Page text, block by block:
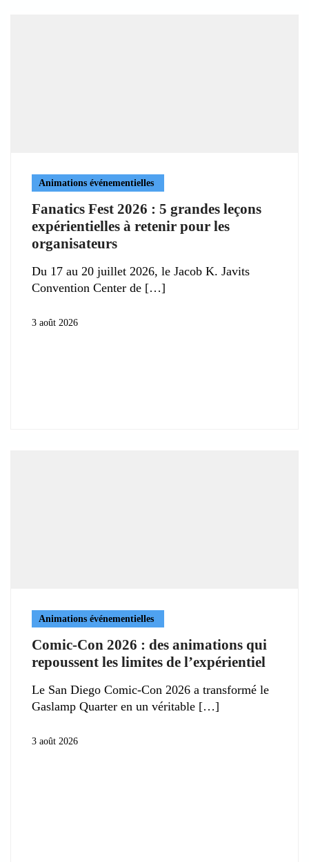
Animations événementielles
Fanatics Fest 2026 : 5 grandes leçons
expérientielles à retenir pour les
organisateurs
Du 17 au 20 juillet 2026, le Jacob K. Javits
Convention Center de
3 août 2026
Animations événementielles
Comic-Con 2026 : des animations qui
repoussent les limites de l’expérientiel
Le San Diego Comic-Con 2026 a transformé le
Gaslamp Quarter en un véritable
3 août 2026